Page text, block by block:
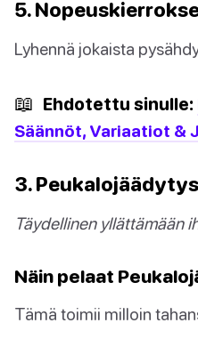
5.
Lyhennä jokaista
📖 Ehdotettu sinulle:
Säännöt, Variaatiot &
3. Peukalojäädytys
Täydellinen yllättämään
Näin pelaat
Tämä toimii milloin